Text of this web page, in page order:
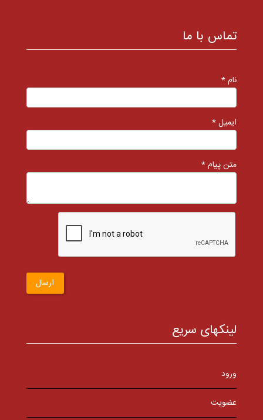
تماس با ما
نام *
ایمیل *
متن پیام *
ارسال
لینکهای سریع
ورود
عضویت